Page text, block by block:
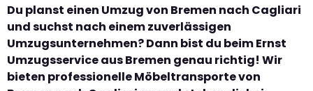
Du planst einen Umzug von Bremen nach Cagliari
und suchst nach einem zuverlässigen
Umzugsunternehmen? Dann bist du beim Ernst
Umzugsservice aus Bremen genau richtig! Wir
bieten professionelle Möbeltransporte von